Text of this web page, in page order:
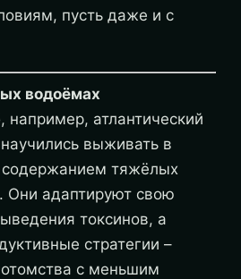
пусть даже и с
водоёмах
атлантический
выживать в
тяжёлых
Они адаптируют свою
токсинов, а
стратегии –
с меньшим